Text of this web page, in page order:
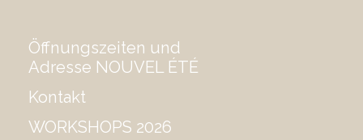
Öffnungszeiten und
Adresse NOUVEL ÉTÉ
Kontakt
WORKSHOPS 2026